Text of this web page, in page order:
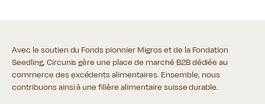
Avec le soutien du Fonds pionnier Migros et de la Fondation
Seedling, Circunis gère une place de marché B2B dédiée au
commerce des excédents alimentaires. Ensemble, nous
contribuons ainsi à une filière alimentaire suisse durable.